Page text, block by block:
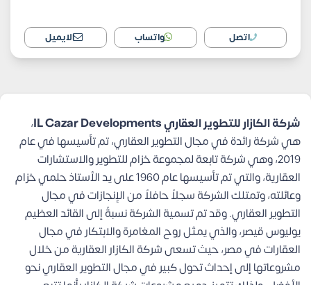
اتصل واتساب الايميل
شركة الكازار للتطوير العقاري IL Cazar Developments
،
هي شركة رائدة في مجال التطوير العقاري، تم تأسيسها في عام
2019، وهي شركة تابعة لمجموعة خزام للتطوير والاستشارات
العقارية، والتي تم تأسيسها عام 1960 على يد الأستاذ حلمي خزام
وعائلته، وتمتلك الشركة سجلاً حافلاً من الإنجازات في مجال
التطوير العقاري.وقد تم تسمية الشركة نسبةً إلى القائد العظيم
يوليوس قيصر، والذي يمثل روح المغامرة والابتكار في مجال
العقارات في مصر، حيث تسعى شركة الكازار العقارية من خلال
مشروعاتها إلى إحداث تحول كبير في مجال التطوير العقاري نحو